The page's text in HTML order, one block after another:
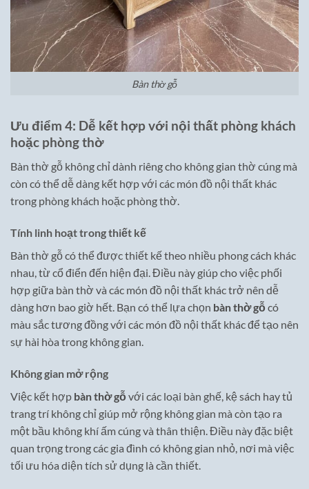
Bàn thờ gỗ
Ưu điểm 4: Dễ kết hợp với nội thất phòng khách
hoặc phòng thờ
Bàn thờ gỗ không chỉ dành riêng cho không gian thờ cúng mà
còn có thể dễ dàng kết hợp với các món đồ nội thất khác
trong phòng khách hoặc phòng thờ.
Tính linh hoạt trong thiết kế
Bàn thờ gỗ có thể được thiết kế theo nhiều phong cách khác
nhau, từ cổ điển đến hiện đại. Điều này giúp cho việc phối
hợp giữa bàn thờ và các món đồ nội thất khác trở nên dễ
dàng hơn bao giờ hết. Bạn có thể lựa chọn bàn thờ gỗ có
màu sắc tương đồng với các món đồ nội thất khác để tạo nên
sự hài hòa trong không gian.
Không gian mở rộng
Việc kết hợp bàn thờ gỗ với các loại bàn ghế, kệ sách hay tủ
trang trí không chỉ giúp mở rộng không gian mà còn tạo ra
một bầu không khí ấm cúng và thân thiện. Điều này đặc biệt
quan trọng trong các gia đình có không gian nhỏ, nơi mà việc
tối ưu hóa diện tích sử dụng là cần thiết.